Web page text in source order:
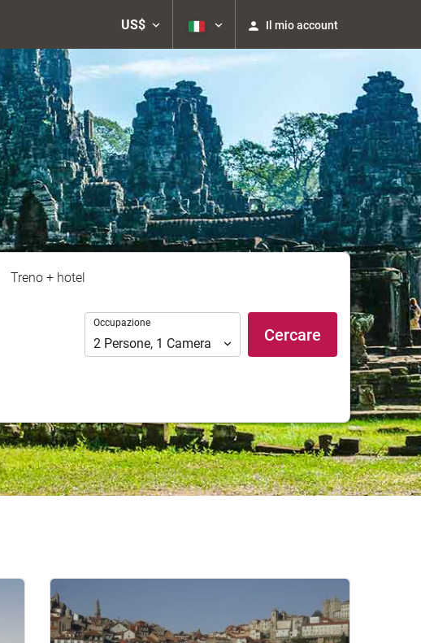
US$ Il mio account
Treno + hotel
Occupazione
Occupazione
2 Persone, 1 Camera Cercare